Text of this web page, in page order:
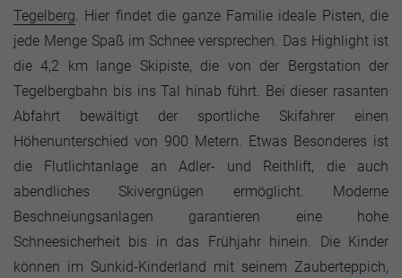
Tegelberg. Hier findet die ganze Familie ideale Pisten, die
jede Menge Spaß im Schnee versprechen. Das Highlight ist
die 4,2 km lange Skipiste, die von der Bergstation der
Tegelbergbahn bis ins Tal hinab führt. Bei dieser rasanten
Abfahrt bewältigt der sportliche Skifahrer einen
Höhenunterschied von 900 Metern. Etwas Besonderes ist
die Flutlichtanlage an Adler- und Reithlift, die auch
abendliches Skivergnügen ermöglicht. Moderne
Beschneiungsanlagen garantieren eine hohe
Schneesicherheit bis in das Frühjahr hinein. Die Kinder
können im Sunkid-Kinderland mit seinem Zauberteppich,